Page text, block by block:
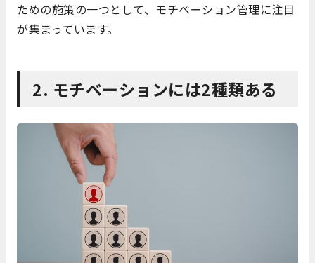
ための施策の一つとして、モチベーション管理に注目
が集まっています。
2. モチベーションには2種類ある